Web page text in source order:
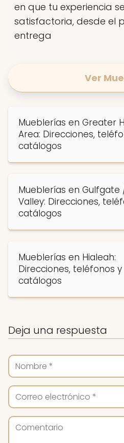
en que tu experiencia
satisfactoria, desde el
entrega
Ver
Mueblerías en Greater
Area: Direcciones,
catálogos
Mueblerías en Gulfgate
Valley: Direcciones,
catálogos
Mueblerías en Hialeah:
Direcciones, teléfonos y
catálogos
Deja una respuesta